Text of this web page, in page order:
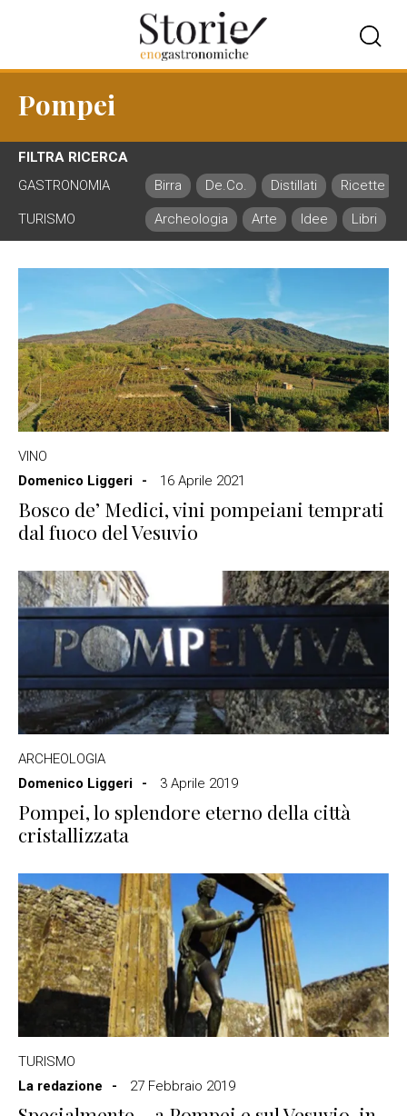
Pompei
FILTRA RICERCA
GASTRONOMIA
Birra De.Co. Distillati Ricette
TURISMO Archeologia Arte Idee Libri
VINO
Domenico Liggeri
16 Aprile 2021
Bosco de’ Medici, vini pompeiani temprati
dal fuoco del Vesuvio
ARCHEOLOGIA
Domenico Liggeri
3 Aprile 2019
Pompei, lo splendore eterno della città
cristallizzata
TURISMO
La redazione
27 Febbraio 2019